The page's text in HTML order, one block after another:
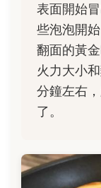
表面開始
些泡泡開始
翻面的黃
火力大小
分鐘左右
了。